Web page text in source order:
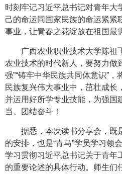
时刻牢记习近平总书记对青年大
己的命运同国家民族的命运紧紧
事业，让青春之花绽放在祖国最
广西农业职业技术大学陈祖
农业技术的时代新人，要努力做
强”“铸牢中华民族共同体意识”
民族复兴伟大事业中，茁壮成长
并运用好所学专业技能，为强国
当、团结奋斗！
据悉，本次读书分享会，既
的安排，也是“青马”学员学习领
学习贯彻习近平总书记关于青年
的重要论述的具体行动。师生们